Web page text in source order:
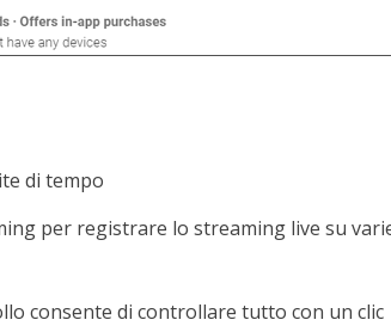
di tempo
per registrare lo streaming live su
consente di controllare tutto con un clic